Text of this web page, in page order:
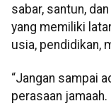
sabar, santun,
yang memiliki
usia, pendidikan,
“Jangan sampai
perasaan